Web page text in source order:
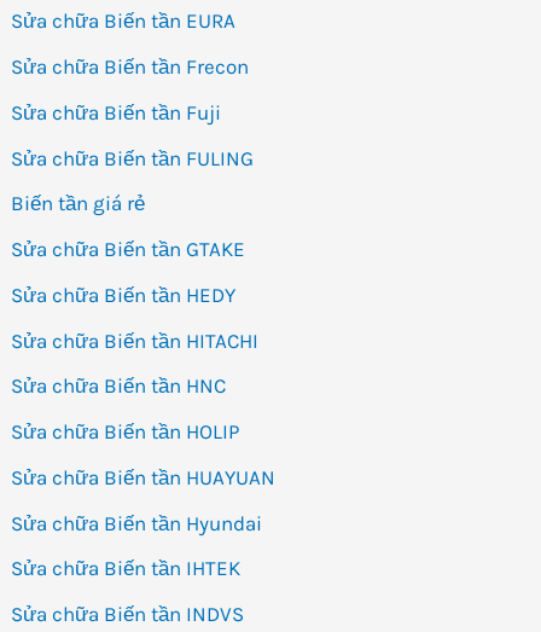
Sửa chữa Biến tần EURA
Sửa chữa Biến tần Frecon
Sửa chữa Biến tần Fuji
Sửa chữa Biến tần FULING
Biến tần giá rẻ
Sửa chữa Biến tần GTAKE
Sửa chữa Biến tần HEDY
Sửa chữa Biến tần HITACHI
Sửa chữa Biến tần HNC
Sửa chữa Biến tần HOLIP
Sửa chữa Biến tần HUAYUAN
Sửa chữa Biến tần Hyundai
Sửa chữa Biến tần IHTEK
Sửa chữa Biến tần INDVS